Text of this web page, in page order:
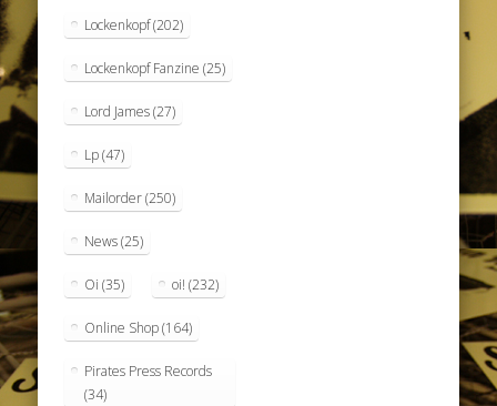
Lockenkopf(202)
Lockenkopf Fanzine (25)
Lord James(27)
Lp(47)
Mailorder(250)
News(25)
Oi (35) oi! (232)
Online Shop(164)
Pirates Press Records
(34)